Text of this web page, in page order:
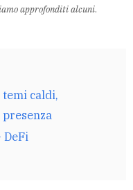
approfonditi alcuni.
temi caldi,
DeFi